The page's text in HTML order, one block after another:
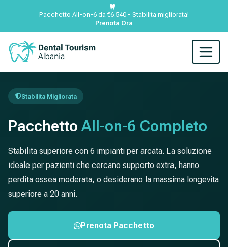
Pacchetto All-on-6 da €6.540 - Stabilita migliorata!
Prenota Ora
Stabilita Migliorata
Pacchetto All-on-6 Completo
Stabilita superiore con 6 impianti per arcata. La soluzione
ideale per pazienti che cercano supporto extra, hanno
perdita ossea moderata, o desiderano la massima longevita
superiore a 20 anni.
Prenota Pacchetto